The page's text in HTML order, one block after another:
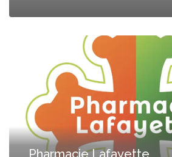
Pharmacie Lafayette